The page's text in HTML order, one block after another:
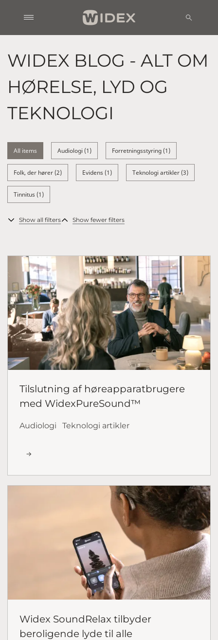
WIDEX BLOG - ALT OM
HØRELSE, LYD OG
TEKNOLOGI
All items Audiologi (1) Forretningsstyring (1)
Folk, der hører (2) Evidens (1) Teknologi artikler (3)
Tinnitus (1)
Show all filters Show fewer filters
Tilslutning af høreapparatbrugere
med WidexPureSound™
Audiologi Teknologi artikler
Widex SoundRelax tilbyder
beroligende lyde til alle